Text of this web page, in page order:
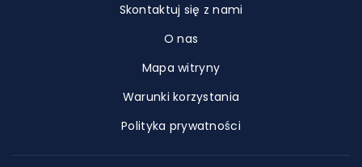
Skontaktuj się z nami
O nas
Mapa witryny
Warunki korzystania
Polityka prywatności